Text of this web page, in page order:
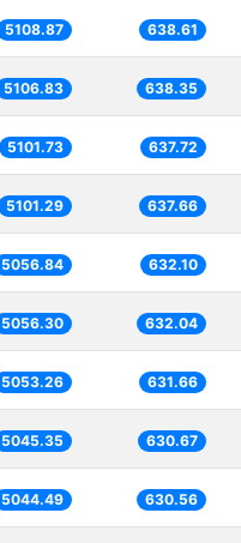
5108.87 638.61
5106.83 638.35
5101.73 637.72
5101.29 637.66
5056.84 632.10
5056.30 632.04
5053.26 631.66
5045.35 630.67
5044.49 630.56